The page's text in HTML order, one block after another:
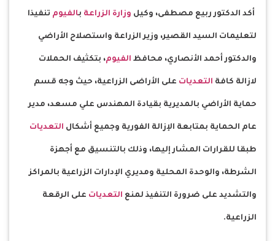
أكد الدكتور ربيع مصطفى، وكيل وزارة الزراعة بالفيوم تنفيذا
لتعليمات السيد القصير، وزير الزراعة واستصلاح الأراضي
والدكتور أحمد الأنصاري، محافظ الفيوم، بتكثيف الحملات
لازالة كافة التعديات على الأراضى الزراعية، حيث وجه قسم
حماية الأراضي بالمديرية بقيادة المهندس علي مسعد، مدير
عام الحماية بمتابعة الإزالة الفورية وجميع أشكال التعديات
طبقا للقرارات المشار إليها، وذلك بالتنسيق مع أجهزة
الشرطة، والوحدة المحلية ومديري الإدارات الزراعية بالمراكز
والتشديد على ضرورة التنفيذ لمنع التعديات على الرقعة
الزراعية.